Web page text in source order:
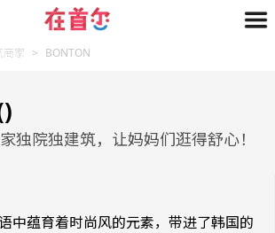
商家 > BONTON
独院独建筑，让妈妈们逛得舒心！
中蕴育着时尚风的元素，带进了韩国的